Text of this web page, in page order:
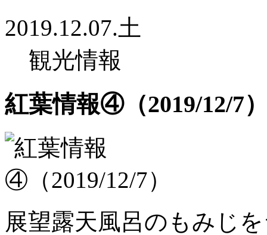
2019.12.07.土
観光情報
紅葉情報④（2019/12/7
展望露天風呂のもみじ